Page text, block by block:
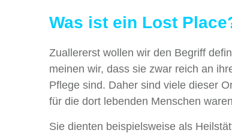
Was ist ein Lost
Zuallererst wollen wir den Begriff
meinen wir, dass sie zwar reich an
Pflege sind. Daher sind viele dieser
für die dort lebenden Menschen
Sie dienten beispielsweise als